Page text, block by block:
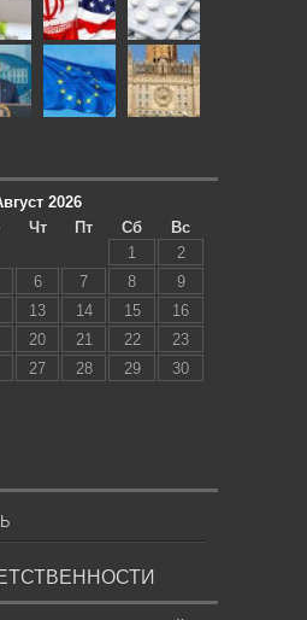
2026
Чт Пт Сб
Вс
1
2
6 7 8
9
13 14 15
16
20 21 22
23
27 28 29
30